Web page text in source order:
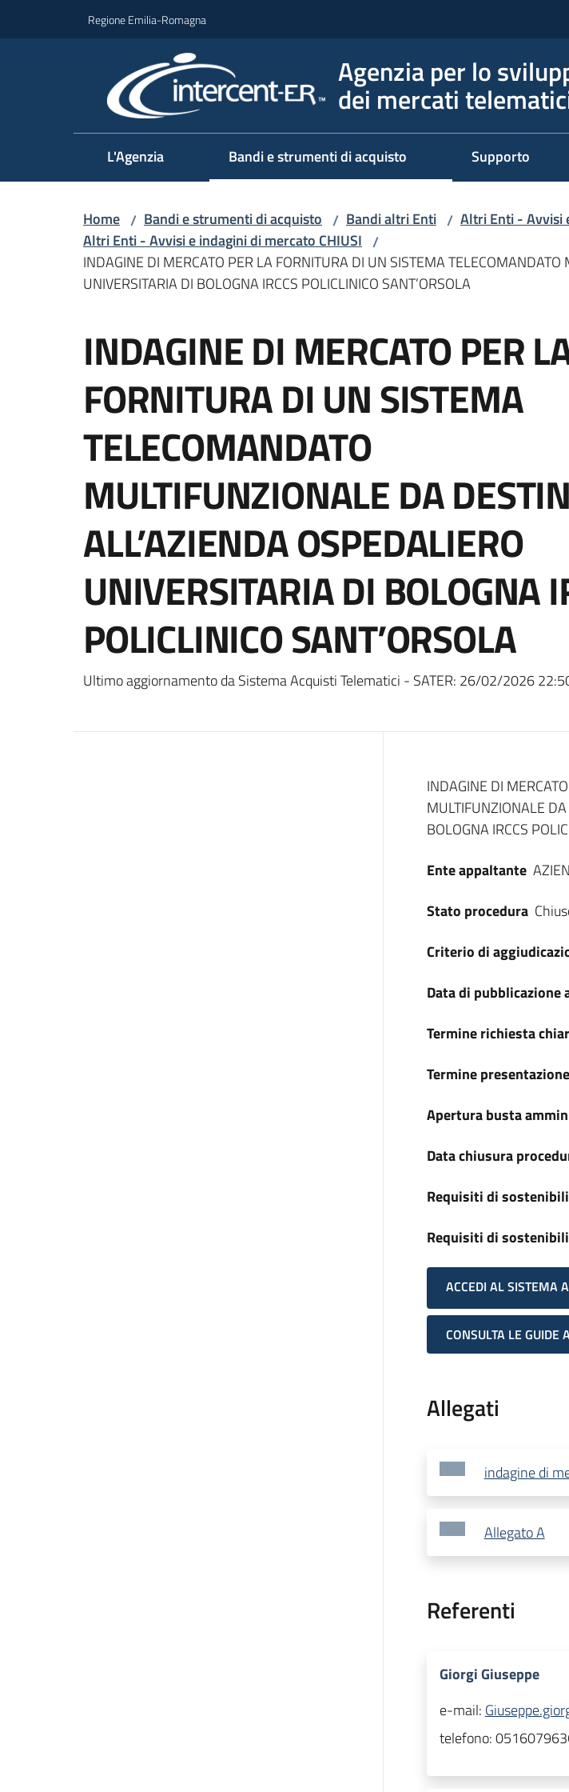
Regione Emilia-Romagna
Agenzia per lo
dei mercati
L'Agenzia Bandi e strumenti di acquisto Supporto
Home / Bandi e strumenti di acquisto / Bandi altri Enti / Altri Enti - Avvisi
Altri Enti - Avvisi e indagini di mercato CHIUSI /
INDAGINE DI MERCATO PER LA FORNITURA DI UN SISTEMA
UNIVERSITARIA DI BOLOGNA IRCCS POLICLINICO SANT’ORSOLA
INDAGINE DI MERCATO PER
FORNITURA DI UN SISTEMA
TELECOMANDATO
MULTIFUNZIONALE DA
ALL’AZIENDA OSPEDALIERO
UNIVERSITARIA DI BOLOGNA
POLICLINICO SANT’ORSOLA
Ultimo aggiornamento da Sistema Acquisti Telematici - SATER: 26/02/2026
Dati del bando
INDAGINE DI
MULTIFUNZIONALE
BOLOGNA IRCCS
Ente appaltante
Stato procedura
Criterio di
Data di pubblicazione
Termine richiesta
Termine
Apertura busta
Data chiusura
Requisiti di
Requisiti di
ACCEDI AL SISTEMA
CONSULTA LE GUIDE
Allegati
indagine di
Allegato A
Referenti
Giorgi Giuseppe
e-mail:
telefono: